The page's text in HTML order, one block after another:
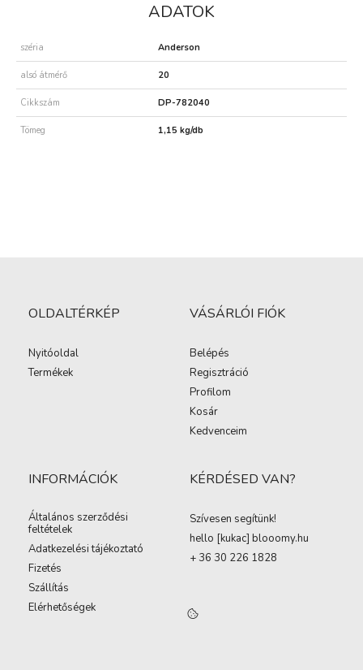
ADATOK
széria Anderson
alsó átmérő 20
Cikkszám DP-782040
Tömeg 1,15 kg/db
OLDALTÉRKÉP
Nyitóoldal
Termékek
VÁSÁRLÓI FIÓK
Belépés
Regisztráció
Profilom
Kosár
Kedvenceim
INFORMÁCIÓK
Általános szerződési
feltételek
Adatkezelési tájékoztató
Fizetés
Szállítás
Elérhetőségek
KÉRDÉSED VAN?
Szívesen segítünk!
hello [kukac] blooomy.hu
+ 36 30 226 1828